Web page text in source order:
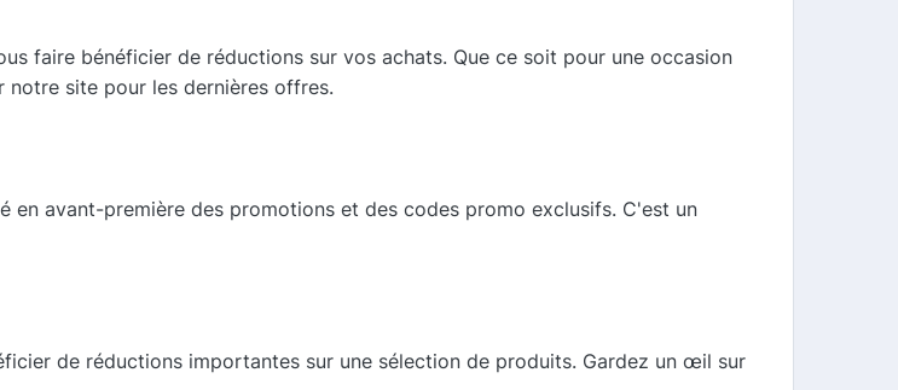
faire bénéficier de réductions sur vos achats. Que ce soit pour une occasion
notre site pour les dernières offres.
en avant-première des promotions et des codes promo exclusifs. C'est un
de réductions importantes sur une sélection de produits. Gardez un œil sur